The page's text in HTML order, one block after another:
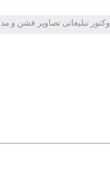
وکتور تبلیغاتی تصاویر فشن و مد